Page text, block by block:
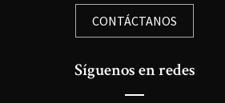
CONTÁCTANOS
Síguenos en redes